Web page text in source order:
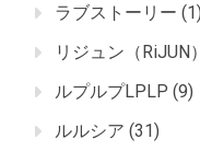
ラブストーリー (1)
リジュン（RiJUN）
ルプルプLPLP (9)
ルルシア (31)